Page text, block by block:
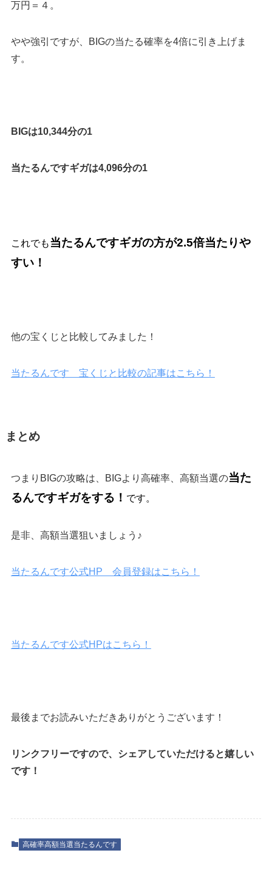
万円＝４。
やや強引ですが、BIGの当たる確率を4倍に引き上げま
す。
BIGは10,344分の1
当たるんですギガは4,096分の1
これでも当たるんですギガの方が2.5倍当たりや
すい！
他の宝くじと比較してみました！
当たるんです 宝くじと比較の記事はこちら！
まとめ
つまりBIGの攻略は、BIGより高確率、高額当選の当た
るんですギガをする！ です。
是非、高額当選狙いましょう♪
当たるんです公式HP 会員登録はこちら！
当たるんです公式HPはこちら！
最後までお読みいただきありがとうございます！
リンクフリーですので、シェアしていただけると嬉しい
です！
高確率高額当選当たるんです